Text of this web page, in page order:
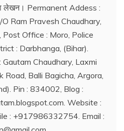
लेखन। Permanent Addess :
Ram Pravesh Chaudhary,
Post Office : Moro, Police
: Darbhanga, (Bihar).
Chaudhary, Laxmi
Road, Balli Bagicha, Argora,
Pin : 834002, Blog :
Website :
: +917986332754. Email :